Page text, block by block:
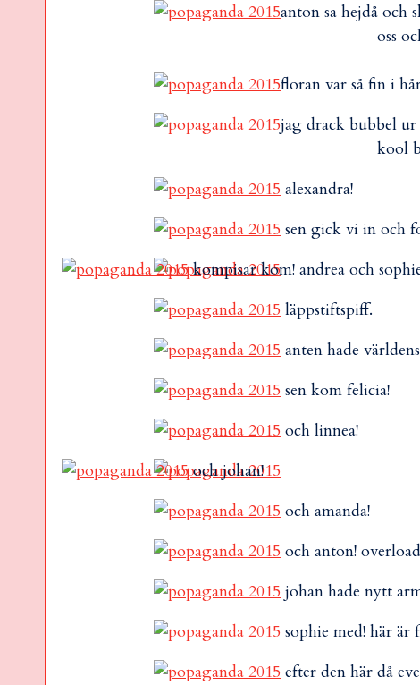
anton sa hejdå och
oss
floran var så fin i
jag drack bubbel ur
kool
alexandra!
sen gick vi in och
kompisar kom! andrea och
läppstiftspiff.
anten hade
sen kom felicia!
och linnea!
och johan!
och amanda!
och anton!
johan hade nytt
sophie med! här
efter den här då